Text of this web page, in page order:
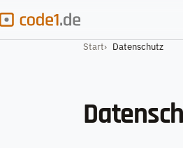
Start Datenschutz